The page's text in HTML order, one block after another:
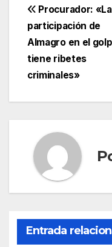
de
entradas
Procurador: «La
participación de
Almagro en el
tiene ribetes
criminales»
Entrada